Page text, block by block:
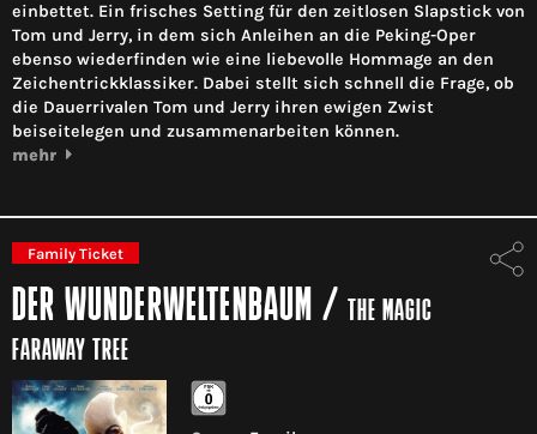
einbettet. Ein frisches Setting für den zeitlosen Slapstick von
Tom und Jerry, in dem sich Anleihen an die Peking-Oper
ebenso wiederfinden wie eine liebevolle Hommage an den
Zeichentrickklassiker. Dabei stellt sich schnell die Frage, ob
die Dauerrivalen Tom und Jerry ihren ewigen Zwist
beiseitelegen und zusammenarbeiten können.
mehr
Family Ticket
DER WUNDERWELTENBAUM / THE MAGIC
FARAWAY TREE